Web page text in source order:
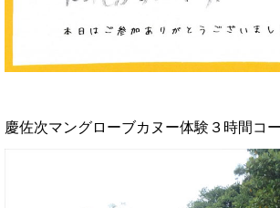
慶佐次マングローブカヌー体験３時間コ